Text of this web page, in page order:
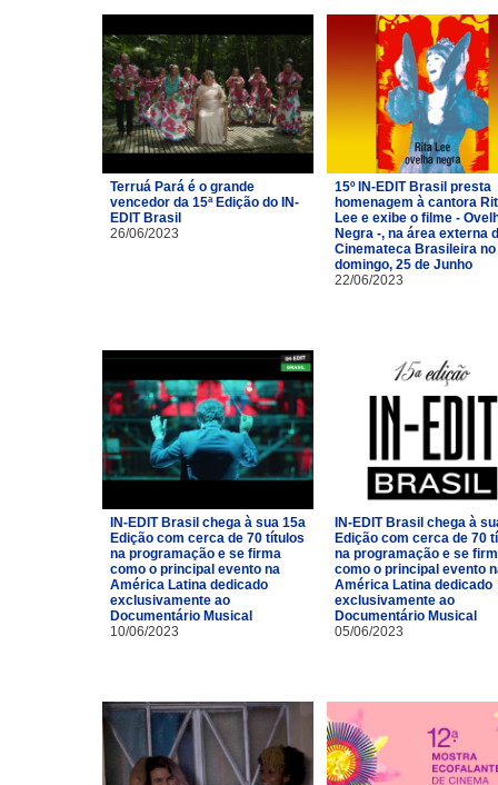
Terruá Pará é o grande
vencedor da 15ª Edição do IN-
EDIT Brasil
26/06/2023
15º IN-EDIT Brasil presta
homenagem à cantora
Lee e exibe o filme -
Negra -, na área externa
Cinemateca Brasileira no
domingo, 25 de Junho
22/06/2023
IN-EDIT Brasil chega à sua 15a
Edição com cerca de 70 títulos
na programação e se firma
como o principal evento na
América Latina dedicado
exclusivamente ao
Documentário Musical
10/06/2023
IN-EDIT Brasil chega à
Edição com cerca de 70
na programação e se
como o principal evento
América Latina dedicado
exclusivamente ao
Documentário Musical
05/06/2023